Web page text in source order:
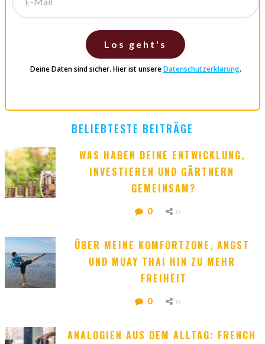
Los geht's
Deine Daten sind sicher. Hier ist unsereDatenschutzerklärung.
BELIEBTESTE BEITRÄGE
WAS HABEN DEINE ENTWICKLUNG,
INVESTIEREN UND GÄRTNERN
GEMEINSAM?
0 0
ÜBER MEINE KOMFORTZONE, ANGST
UND MUAY THAI HIN ZU MEHR
FREIHEIT
0 0
ANALOGIEN AUS DEM ALLTAG: FRENCH